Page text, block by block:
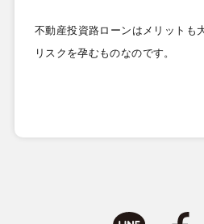
不動産投資路ローンはメリットも
リスクを孕むものなのです。